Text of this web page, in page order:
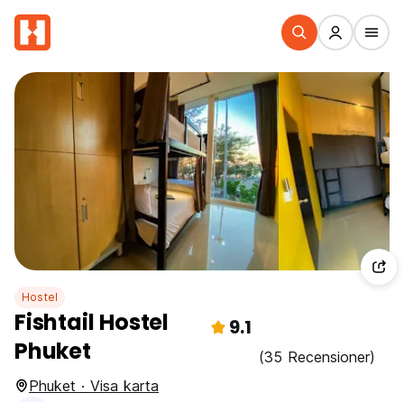
Hostel
Fishtail Hostel
Phuket
9.1
(35 Recensioner)
Phuket · Visa karta